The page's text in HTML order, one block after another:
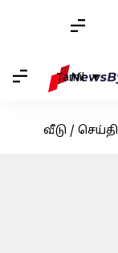
Tamil
வீடு / செய்தி